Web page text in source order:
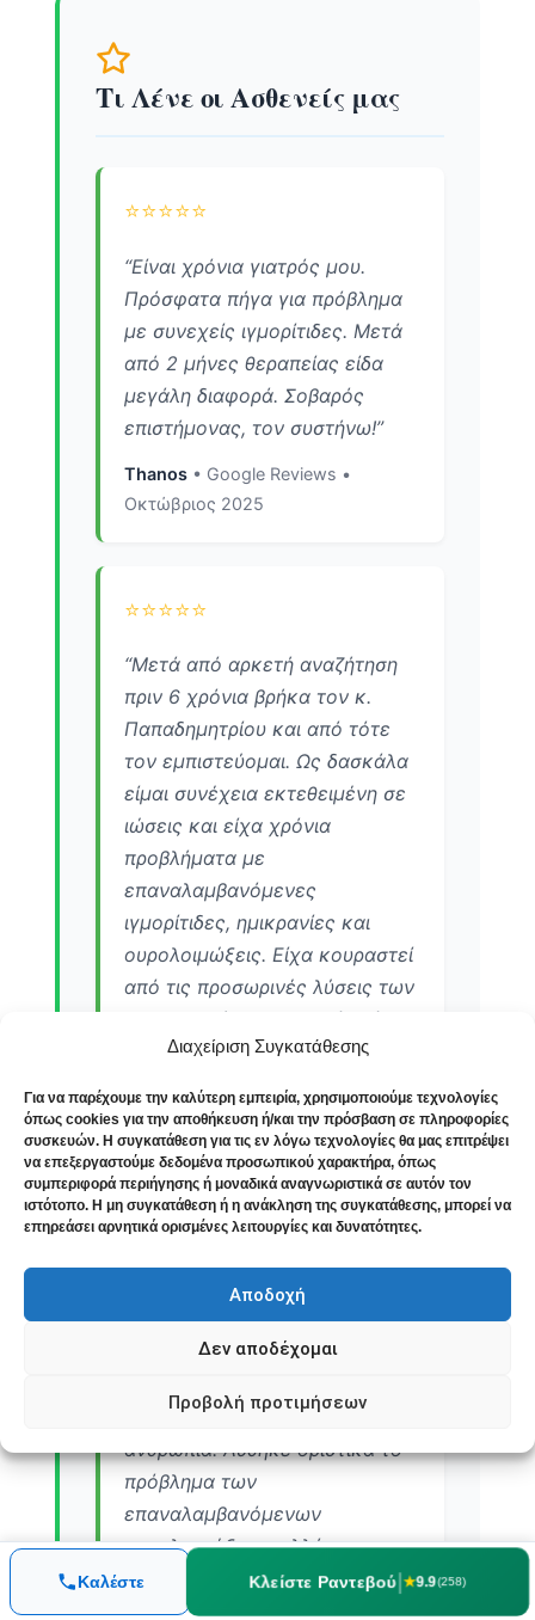
Διαχείριση Συγκατάθεσης
Για να παρέχουμε την καλύτερη εμπειρία, χρησιμοποιούμε τεχνολογίες
όπως cookies για την αποθήκευση ή/και την πρόσβαση σε πληροφορίες
συσκευών. Η συγκατάθεση για τις εν λόγω τεχνολογίες θα μας επιτρέψει
να επεξεργαστούμε δεδομένα προσωπικού χαρακτήρα, όπως
συμπεριφορά περιήγησης ή μοναδικά αναγνωριστικά σε αυτόν τον
ιστότοπο. Η μη συγκατάθεση ή η ανάκληση της συγκατάθεσης, μπορεί να
επηρεάσει αρνητικά ορισμένες λειτουργίες και δυνατότητες.
Αποδοχή
Δεν αποδέχομαι
Προβολή προτιμήσεων
Τι Λένε οι Ασθενείς μας
⭐⭐⭐⭐⭐
“Είναι χρόνια γιατρός μου.
Πρόσφατα πήγα για πρόβλημα
με συνεχείς ιγμορίτιδες. Μετά
από 2 μήνες θεραπείας είδα
μεγάλη διαφορά. Σοβαρός
επιστήμονας, τον συστήνω!”
Thanos • Google Reviews •
Οκτώβριος 2025
⭐⭐⭐⭐⭐
“Μετά από αρκετή αναζήτηση
πριν 6 χρόνια βρήκα τον κ.
Παπαδημητρίου και από τότε
τον εμπιστεύομαι. Ως δασκάλα
είμαι συνέχεια εκτεθειμένη σε
ιώσεις και είχα χρόνια
προβλήματα με
επαναλαμβανόμενες
ιγμορίτιδες, ημικρανίες και
ουρολοιμώξεις. Είχα κουραστεί
από τις προσωρινές λύσεις των
αντιβιοτικών. Με τη βοήθειά
του είδα σταδιακή βελτίωση και
εξαφανίστηκαν.”
cryssgerou• Google Reviews •
Οκτώβριος 2025
“Όσες φορές τον χρειάστηκα
πρόβλημα με γνώση και
ανθρωπιά. Λύθηκε οριστικά το
πρόβλημα των
επαναλαμβανόμενων
ουρολοιμώξεων αλλά και της
κακής ποιότητας ύπνου που
παρουσιάστηκε αρκετά χρόνια
Καλέστε Κλείστε Ραντεβού| ★9.9(258)